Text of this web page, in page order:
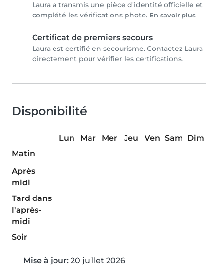
Laura a transmis une pièce d'identité officielle et
complété les vérifications photo. En savoir plus
Certificat de premiers secours
Laura est certifié en secourisme. Contactez Laura
directement pour vérifier les certifications.
Disponibilité
Lun Mar Mer Jeu Ven Sam Dim
Matin
Après
midi
Tard dans
l'après-
midi
Soir
Mise à jour: 20 juillet 2026